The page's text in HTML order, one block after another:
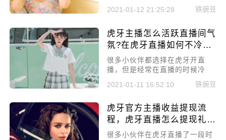
的处理方式都是错误的。今天小
编就来给大家讲讲虎牙主播遇到
2021-01-12 21:25:28 铁豌豆
虎牙主播怎么活跃直播间气
氛?在虎牙直播如何不冷
场?
很多小伙伴都选择在虎牙开直
播，但是经常在直播的时候冷
场，那么虎牙主播怎么活跃直播
间气氛?在虎牙直播如何不冷场?
2021-01-11 16:52:10 铁豌豆
虎牙官方主播收益提现流
程，虎牙直播怎么提现礼物
收益
很多小伙伴在虎牙直播了一段时